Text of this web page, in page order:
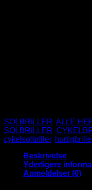
SOLBRILLER ALLE
SOLBRILLER
cykelsolbriller,
Beskrivelse
Yderligere
Anmeldelser (0)